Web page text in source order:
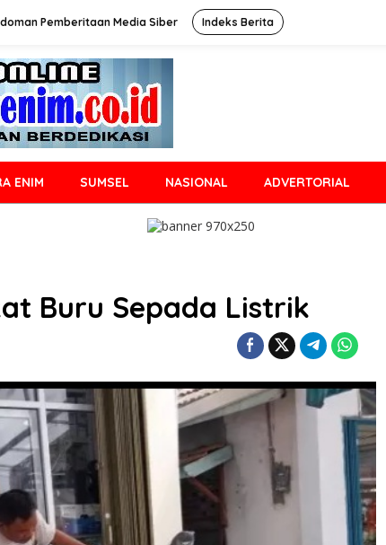
Pemberitaan Media Siber Indeks Berita
ENIM SUMSEL NASIONAL ADVERTORIAL
Buru Sepada Listrik